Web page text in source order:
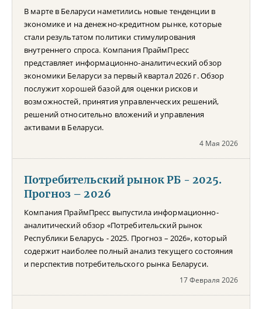
В марте в Беларуси наметились новые тенденции в
экономике и на денежно-кредитном рынке, которые
стали результатом политики стимулирования
внутреннего спроса. Компания ПраймПресс
представляет информационно-аналитический обзор
экономики Беларуси за первый квартал 2026 г. Обзор
послужит хорошей базой для оценки рисков и
возможностей, принятия управленческих решений,
решений относительно вложений и управления
активами в Беларуси.
4 Мая 2026
Потребительский рынок РБ - 2025.
Прогноз – 2026
Компания ПраймПресс выпустила информационно-
аналитический обзор «Потребительский рынок
Республики Беларусь - 2025. Прогноз – 2026», который
содержит наиболее полный анализ текущего состояния
и перспектив потребительского рынка Беларуси.
17 Февраля 2026